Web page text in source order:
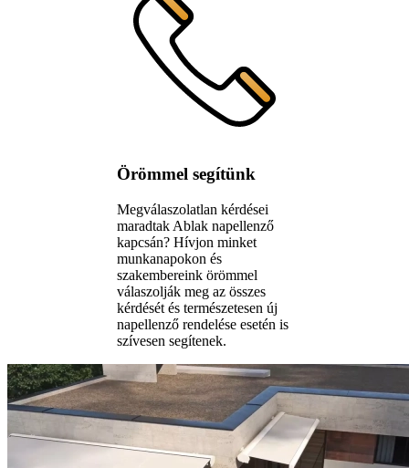
Örömmel segítünk
Megválaszolatlan kérdései
maradtak Ablak napellenző
kapcsán? Hívjon minket
munkanapokon és
szakembereink örömmel
válaszolják meg az összes
kérdését és természetesen új
napellenző rendelése esetén is
szívesen segítenek.